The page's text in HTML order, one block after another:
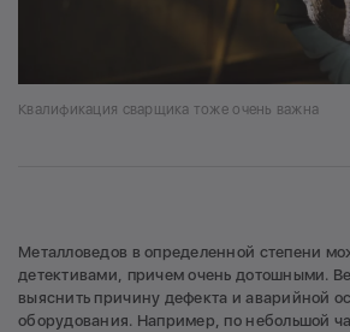
Квалификация сварщика тоже очень важна
Металловедов в определенной степени
детективами, причем очень дотошными.
выяснить причину дефекта и аварийной
оборудования. Например, по небольшой